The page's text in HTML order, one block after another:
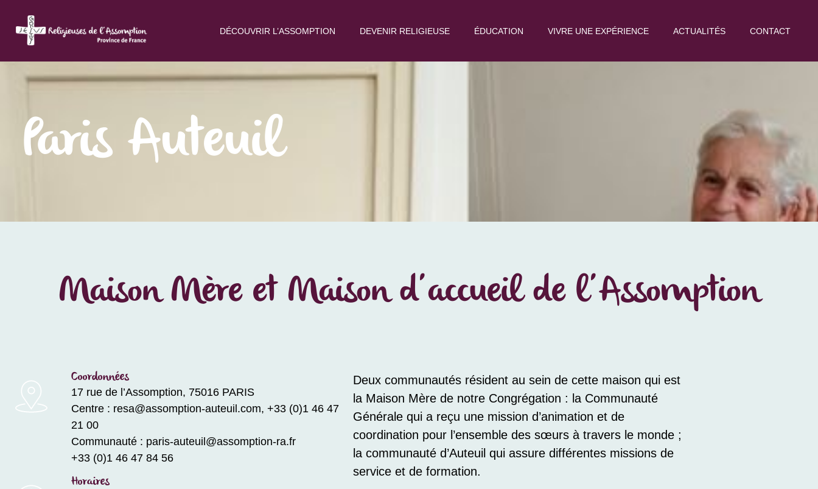
DÉCOUVRIR L’ASSOMPTION DEVENIR RELIGIEUSE ÉDUCATION VIVRE UNE EXPÉRIENCE ACTUALITÉS CONTACT
Paris Auteuil
Maison Mère et Maison d’accueil de l’Assomption
Coordonnées
17 rue de l’Assomption, 75016 PARIS
Centre : resa@assomption-auteuil.com, +33 (0)1 46 47
21 00
Communauté : paris-auteuil@assomption-ra.fr
+33 (0)1 46 47 84 56
Horaires
Deux communautés résident au sein de cette maison qui est
la Maison Mère de notre Congrégation : la Communauté
Générale qui a reçu une mission d’animation et de
coordination pour l’ensemble des sœurs à travers le monde ;
la communauté d’Auteuil qui assure différentes missions de
service et de formation.